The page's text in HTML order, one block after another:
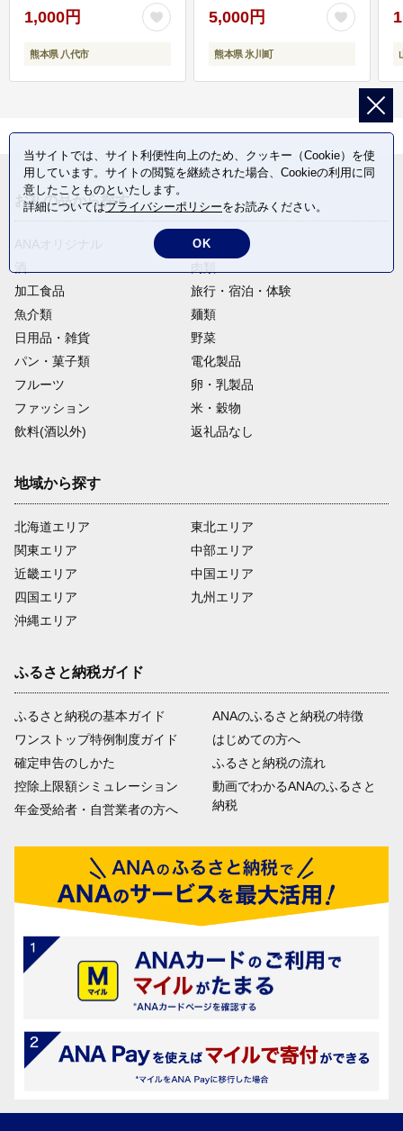
1,000円
熊本県 八代市
5,000円
熊本県 氷川町
お礼の品から探す
定期便
加工食品
旅行・宿泊・体験
魚介類
麺類
日用品・雑貨
野菜
パン・菓子類
電化製品
フルーツ
卵・乳製品
ファッション
米・穀物
飲料(酒以外)
返礼品なし
地域から探す
北海道エリア
関東エリア
近畿エリア
四国エリア
沖縄エリア
東北エリア
中部エリア
中国エリア
九州エリア
ふるさと納税ガイド
ふるさと納税の基本ガイド
ワンストップ特例制度ガイド
確定申告のしかた
控除上限額シミュレーション
年金受給者・自営業者の方へ
ANAのふるさと納税の特徴
はじめての方へ
ふるさと納税の流れ
動画でわかるANAのふるさと
納税
当サイトでは、サイト利便性向上のため、クッキー（Cookie）を使
用しています。サイトの閲覧を継続された場合、Cookieの利用に同
意したことものといたします。
詳細についてはプライバシーポリシーをお読みください。
OK